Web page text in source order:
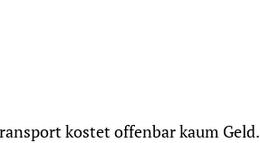
kostet offenbar kaum Geld.